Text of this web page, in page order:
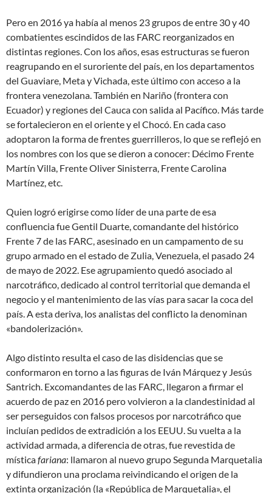
Pero en 2016 ya había al menos 23 grupos de entre 30 y 40
combatientes escindidos de las FARC reorganizados en
distintas regiones. Con los años, esas estructuras se fueron
reagrupando en el suroriente del país, en los departamentos
del Guaviare, Meta y Vichada, este último con acceso a la
frontera venezolana. También en Nariño (frontera con
Ecuador) y regiones del Cauca con salida al Pacífico. Más tarde
se fortalecieron en el oriente y el Chocó. En cada caso
adoptaron la forma de frentes guerrilleros, lo que se reflejó en
los nombres con los que se dieron a conocer: Décimo Frente
Martín Villa, Frente Oliver Sinisterra, Frente Carolina
Martínez, etc.
Quien logró erigirse como líder de una parte de esa
confluencia fue Gentil Duarte, comandante del histórico
Frente 7 de las FARC, asesinado en un campamento de su
grupo armado en el estado de Zulia, Venezuela, el pasado 24
de mayo de 2022. Ese agrupamiento quedó asociado al
narcotráfico, dedicado al control territorial que demanda el
negocio y el mantenimiento de las vías para sacar la coca del
país. A esta deriva, los analistas del conflicto la denominan
«bandolerización».
Algo distinto resulta el caso de las disidencias que se
conformaron en torno a las figuras de Iván Márquez y Jesús
Santrich. Excomandantes de las FARC, llegaron a firmar el
acuerdo de paz en 2016 pero volvieron a la clandestinidad al
ser perseguidos con falsos procesos por narcotráfico que
incluían pedidos de extradición a los EEUU. Su vuelta a la
actividad armada, a diferencia de otras, fue revestida de
místicafariana: llamaron al nuevo grupo Segunda Marquetalia
y difundieron una proclama reivindicando el origen de la
extinta organización (la «República de Marquetalia», el